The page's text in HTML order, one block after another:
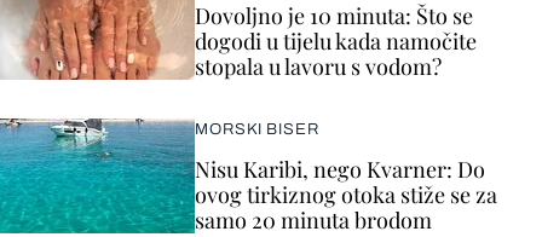
Dovoljno je 10 minuta: Što se
dogodi u tijelu kada namočite
stopala u lavoru s vodom?
MORSKI BISER
Nisu Karibi, nego Kvarner: Do
ovog tirkiznog otoka stiže se za
samo 20 minuta brodom